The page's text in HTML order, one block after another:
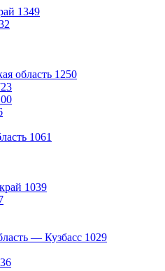
1349
область 1250
1061
1039
— Кузбасс 1029